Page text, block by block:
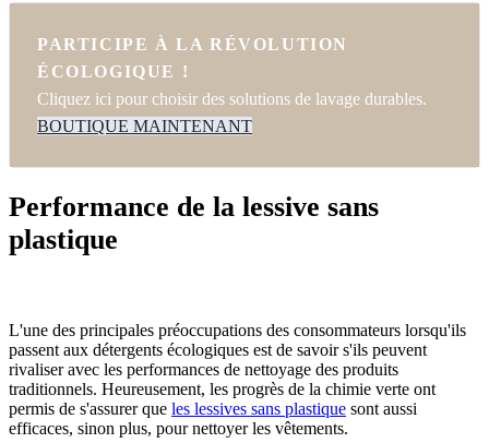
PARTICIPE À LA RÉVOLUTION
ÉCOLOGIQUE !
Cliquez ici pour choisir des solutions de lavage durables.
BOUTIQUE MAINTENANT
Performance de la lessive sans
plastique
L'une des principales préoccupations des consommateurs lorsqu'ils
passent aux détergents écologiques est de savoir s'ils peuvent
rivaliser avec les performances de nettoyage des produits
traditionnels. Heureusement, les progrès de la chimie verte ont
permis de s'assurer que les lessives sans plastique sont aussi
efficaces, sinon plus, pour nettoyer les vêtements.